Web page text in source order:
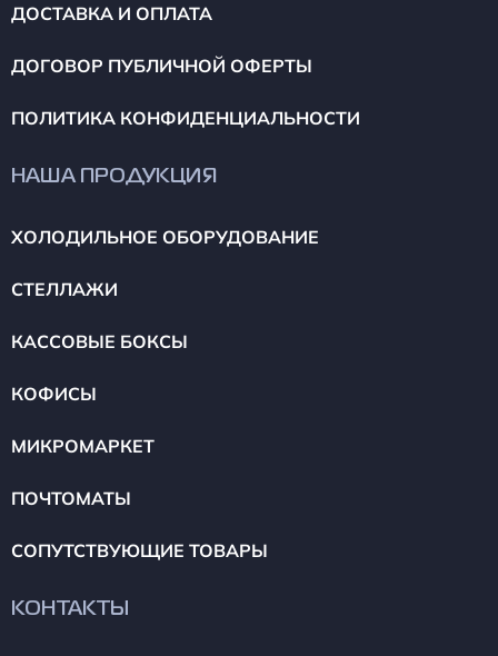
ДОСТАВКА И ОПЛАТА
ДОГОВОР ПУБЛИЧНОЙ ОФЕРТЫ
ПОЛИТИКА КОНФИДЕНЦИАЛЬНОСТИ
НАША ПРОДУКЦИЯ
ХОЛОДИЛЬНОЕ ОБОРУДОВАНИЕ
СТЕЛЛАЖИ
КАССОВЫЕ БОКСЫ
КОФИСЫ
МИКРОМАРКЕТ
ПОЧТОМАТЫ
СОПУТСТВУЮЩИЕ ТОВАРЫ
КОНТАКТЫ